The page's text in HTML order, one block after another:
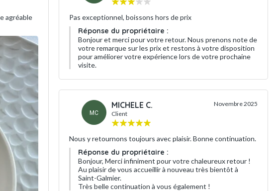
agréable
Pas exceptionnel, boissons hors de prix
Réponse du propriétaire :
Bonjour et merci pour votre retour. Nous prenons note de
votre remarque sur les prix et restons à votre disposition
pour améliorer votre expérience lors de votre prochaine
visite.
MC
MICHELE C.
Client
Novembre 2025
Nous y retournons toujours avec plaisir. Bonne continuation.
Réponse du propriétaire :
Bonjour, Merci infiniment pour votre chaleureux retour !
Au plaisir de vous accueillir à nouveau très bientôt à
Saint-Galmier.
Très belle continuation à vous également !